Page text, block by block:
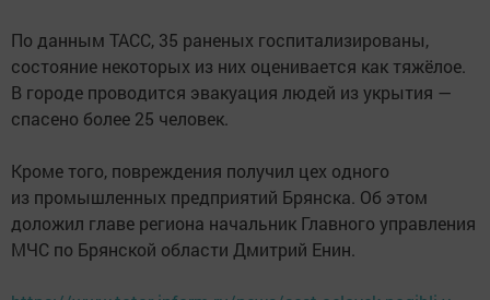
По данным ТАСС, 35 раненых госпитализированы,
состояние некоторых из них оценивается как тяжёлое.
В городе проводится эвакуация людей из укрытия —
спасено более 25 человек.
Кроме того, повреждения получил цех одного
из промышленных предприятий Брянска. Об этом
доложил главе региона начальник Главного управления
МЧС по Брянской области Дмитрий Енин.